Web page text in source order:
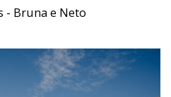
- Bruna e Neto